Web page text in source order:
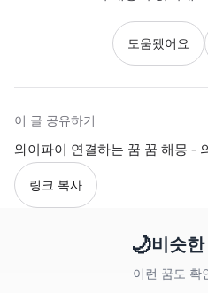
도움됐어요
이 글 공유하기
와이파이 연결하는 꿈 꿈 해몽 -
링크 복사
🌙비슷
이런 꿈도 확